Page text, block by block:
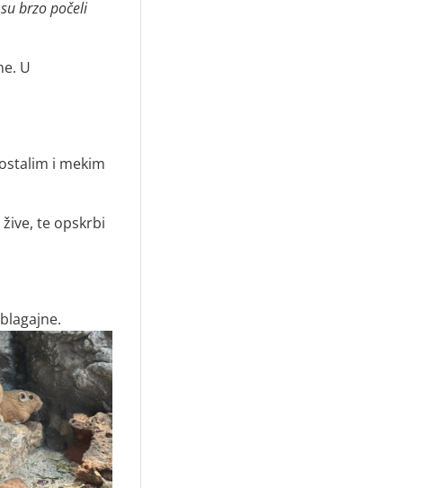
brzo počeli
U
i mekim
te opskrbi